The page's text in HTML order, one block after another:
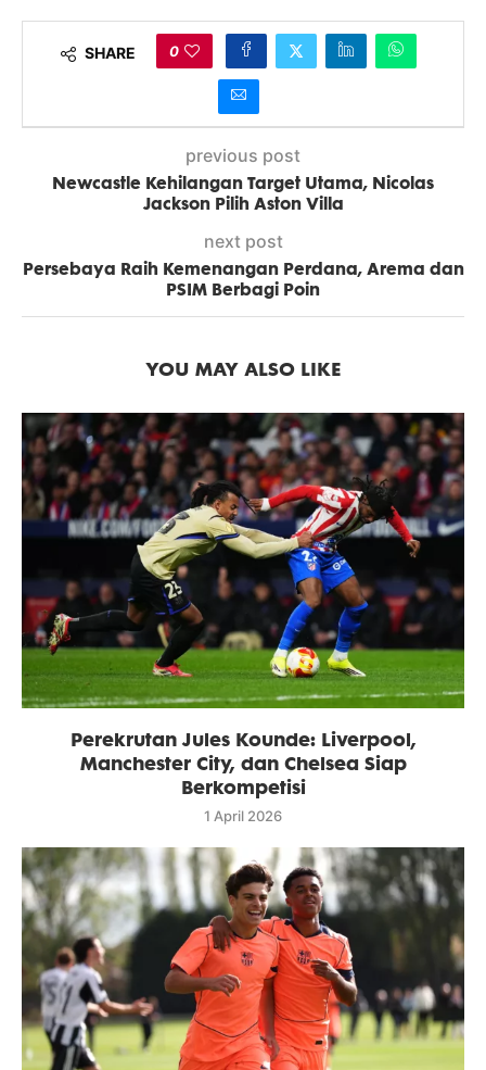
SHARE 0
previous post
Newcastle Kehilangan Target Utama, Nicolas
Jackson Pilih Aston Villa
next post
Persebaya Raih Kemenangan Perdana, Arema dan
PSIM Berbagi Poin
YOU MAY ALSO LIKE
Perekrutan Jules Kounde: Liverpool,
Manchester City, dan Chelsea Siap
Berkompetisi
1 April 2026